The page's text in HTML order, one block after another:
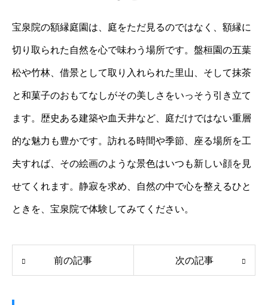
宝泉院の額縁庭園は、庭をただ見るのではなく、額縁に
切り取られた自然を心で味わう場所です。盤桓園の五葉
松や竹林、借景として取り入れられた里山、そして抹茶
と和菓子のおもてなしがその美しさをいっそう引き立て
ます。歴史ある建築や血天井など、庭だけではない重層
的な魅力も豊かです。訪れる時間や季節、座る場所を工
夫すれば、その絵画のような景色はいつも新しい顔を見
せてくれます。静寂を求め、自然の中で心を整えるひと
ときを、宝泉院で体験してみてください。
前の記事 次の記事